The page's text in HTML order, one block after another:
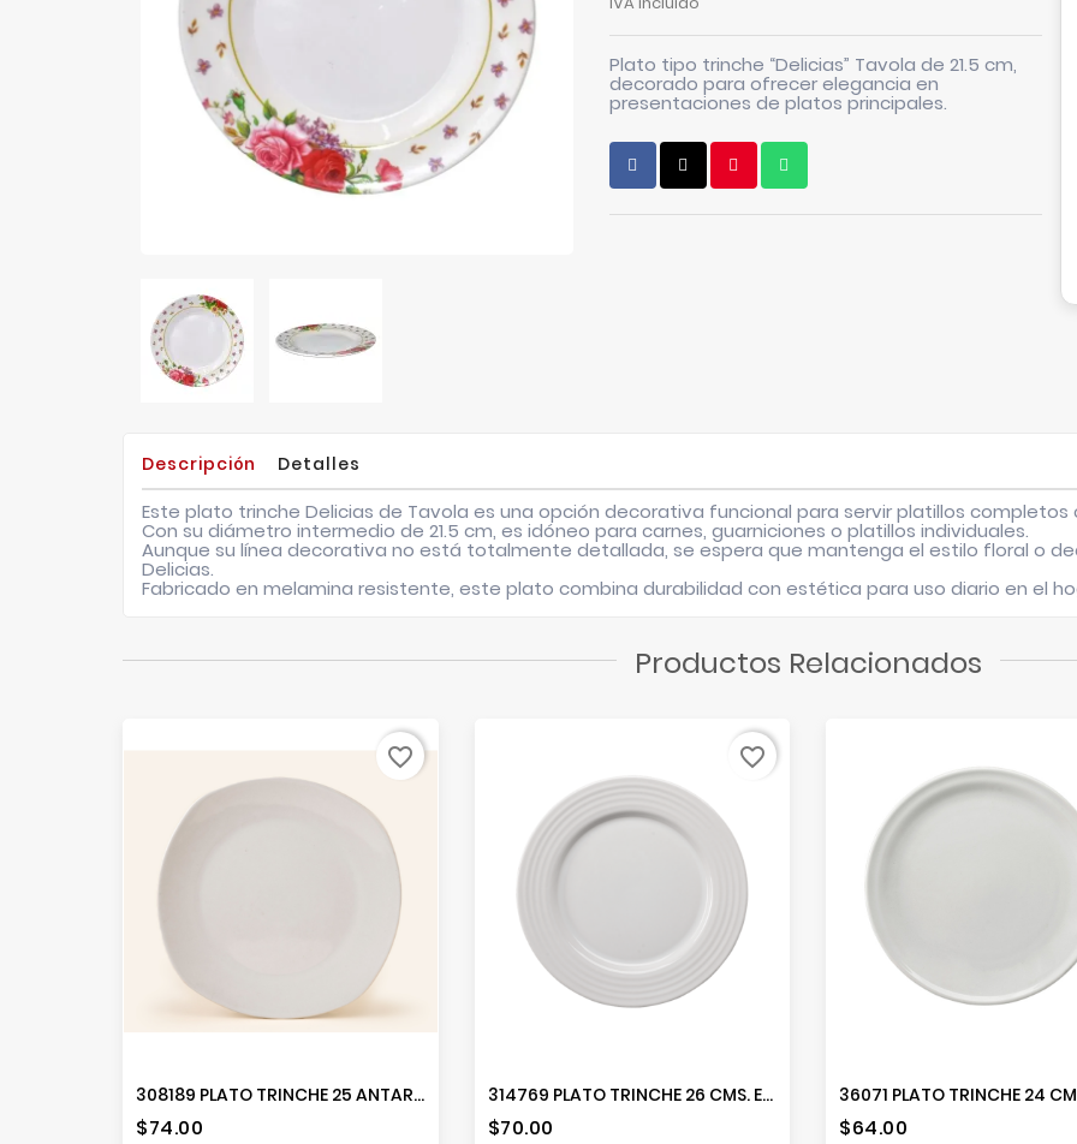
Plato tipo trinche “Delicias” Tavola de 21.5 cm,
decorado para ofrecer elegancia en
presentaciones de platos principales.
Descripción Detalles
Este plato trinche Delicias de Tavola es una opción decorativa funcional para servir platillos completos
Con su diámetro intermedio de 21.5 cm, es idóneo para carnes, guarniciones o platillos individuales.
Aunque su línea decorativa no está totalmente detallada, se espera que mantenga el estilo floral o
Delicias.
Fabricado en melamina resistente, este plato combina durabilidad con estética para uso diario en el
Productos Relacionados
308189 PLATO TRINCHE 25 ANTARTIC
Precio
$74.00
favorite_border
314769 PLATO TRINCHE 26 CMS. EMBOSS CIRCLES
Precio
$70.00
favorite_border
Precio
$64.00